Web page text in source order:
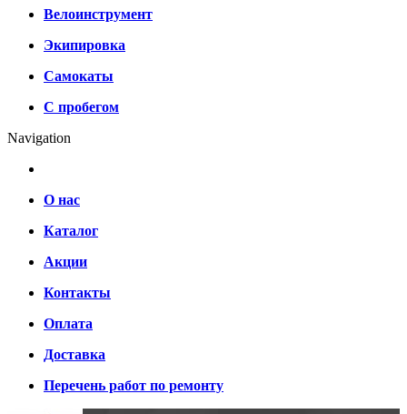
Велоинструмент
Экипировка
Самокаты
С пробегом
Navigation
О нас
Каталог
Акции
Контакты
Оплата
Доставка
Перечень работ по ремонту